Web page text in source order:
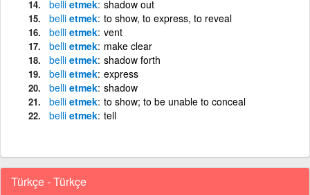
belli etmek shadow out
belli etmek to show, to express, to reveal
belli etmek vent
belli etmek make clear
belli etmek shadow forth
belli etmek express
belli etmek shadow
belli etmek to show; to be unable to conceal
belli etmek tell
Türkçe - Türkçe